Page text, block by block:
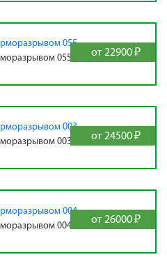
от 22900 ₽
055
от 24500 ₽
003
от 26000 ₽
004